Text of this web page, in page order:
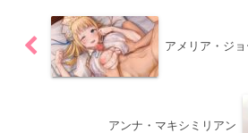
アメリア・ジ
アンナ・マキシミリアン